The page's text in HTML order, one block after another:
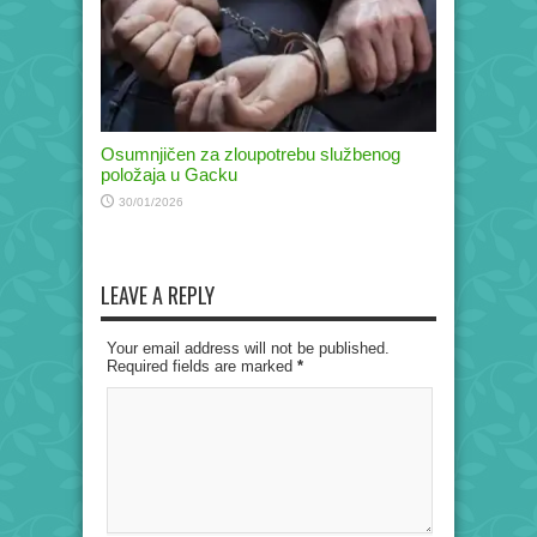
Osumnjičen za zloupotrebu službenog
položaja u Gacku
30/01/2026
LEAVE A REPLY
Your email address will not be published.
Required fields are marked *